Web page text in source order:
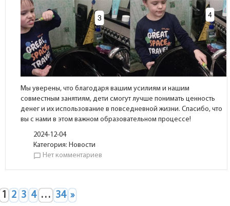
Мы уверены, что благодаря вашим усилиям и нашим
совместным занятиям, дети смогут лучше понимать ценность
денег и их использование в повседневной жизни. Спасибо, что
вы с нами в этом важном образовательном процессе!
2024-12-04
Категория:Новости
chat_bubble_outline Нет комментариев
1 2 3 4 … 34 »